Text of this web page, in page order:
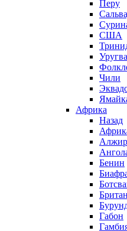
Перу
США
Чили
Африка
Назад
Алжир
Бенин
Габон